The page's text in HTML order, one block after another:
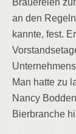
Brauereien
an den
kannte, fest.
Man hatte zu
Nancy
Bierbranche